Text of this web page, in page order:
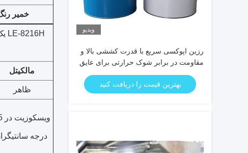
ویدیو
رزین اپوکسی سریع با قدرت کششی بالا و
مقاومت در برابر شوک حرارتی برای عایق
بهترین قیمت را دریافت کنید
خمیر
مالکیتل
ظاهر
درجه